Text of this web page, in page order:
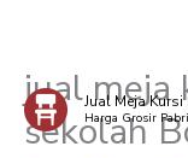
Skip
content
Jual Meja
Harga Grosir
jual meja
sekolah